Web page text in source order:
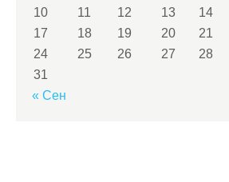
10
11 12 13 14
17
18 19 20 21
24
25 26 27 28
31
« Сен